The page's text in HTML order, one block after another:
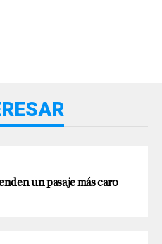
un pasaje más caro